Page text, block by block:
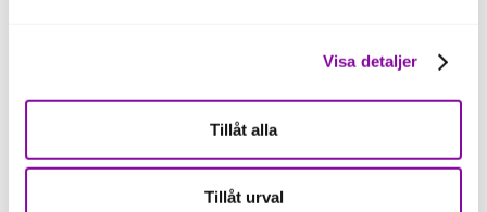
Visa detaljer
Tillåt alla
Tillåt urval